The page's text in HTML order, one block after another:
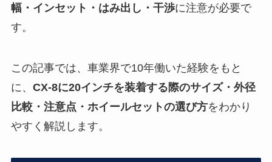
幅・インセット・はみ出し・干渉に注意が必要で
す。
この記事では、車業界で10年働いた経験をもと
に、 CX-8に20インチを装着する際のサイズ・外径
比較・注意点・ホイールセットの選び方をわかり
やすく解説します。